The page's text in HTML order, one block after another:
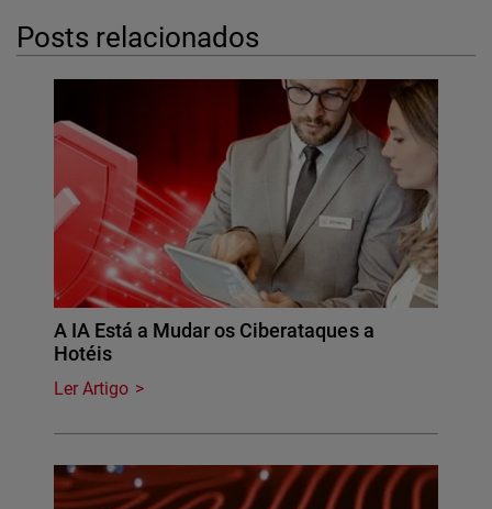
Posts relacionados
A IA Está a Mudar os Ciberataques a
Hotéis
Ler Artigo